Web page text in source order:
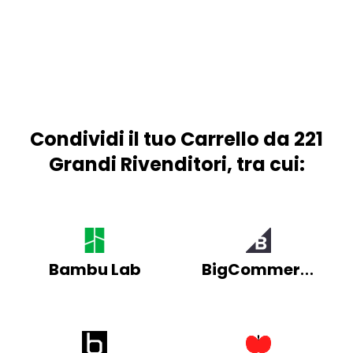
Condividi il tuo Carrello da 221
Grandi Rivenditori, tra cui:
Bambu Lab BigCommerce